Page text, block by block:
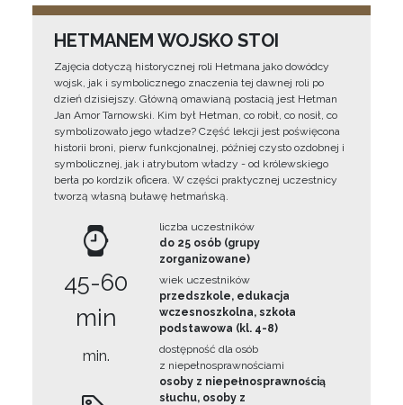
HETMANEM WOJSKO STOI
Zajęcia dotyczą historycznej roli Hetmana jako dowódcy
wojsk, jak i symbolicznego znaczenia tej dawnej roli po
dzień dzisiejszy. Główną omawianą postacią jest Hetman
Jan Amor Tarnowski. Kim był Hetman, co robił, co nosił, co
symbolizowało jego władze? Część lekcji jest poświęcona
historii broni, pierw funkcjonalnej, później czysto ozdobnej i
symbolicznej, jak i atrybutom władzy - od królewskiego
berła po kordzik oficera. W części praktycznej uczestnicy
tworzą własną buławę hetmańską.
45-60
min
min.
liczba uczestników
do 25 osób (grupy
zorganizowane)
wiek uczestników
przedszkole, edukacja
wczesnoszkolna, szkoła
podstawowa (kl. 4-8)
dostępność dla osób
z niepełnosprawnościami
osoby z niepełnosprawnością
słuchu, osoby z